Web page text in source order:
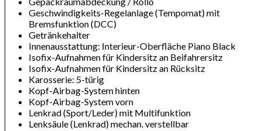
Geschwindigkeits-Regelanlage (Tempomat) mit
Bremsfunktion (DCC)
Getränkehalter
Innenausstattung: Interieur-Oberfläche Piano Black
Isofix-Aufnahmen für Kindersitz an Beifahrersitz
Isofix-Aufnahmen für Kindersitz an Rücksitz
Karosserie: 5-türig
Kopf-Airbag-System hinten
Kopf-Airbag-System vorn
Lenkrad (Sport/Leder) mit Multifunktion
Lenksäule (Lenkrad) mechan. verstellbar